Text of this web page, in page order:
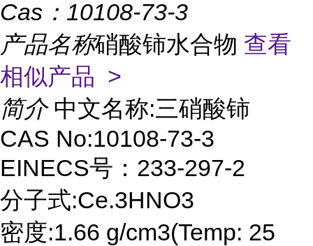
Cas： 10108-73-3
产品名称硝酸铈水合物 查看
相似产品 >
简介 中文名称:三硝酸铈
CAS No:10108-73-3
EINECS号：233-297-2
分子式:Ce.3HNO3
密度:1.66 g/cm3(Temp: 25